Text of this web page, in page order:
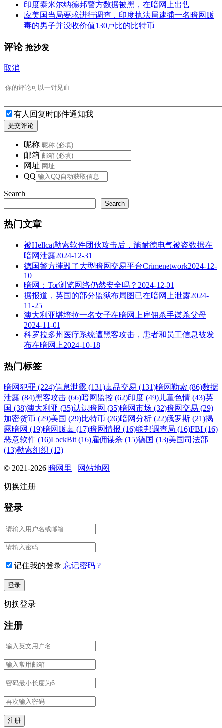
印度泰米尔纳德邦警方数据被黑，在暗网上出售
应美国当局要求进行调查，印度执法局逮捕一名暗网贩
毒的男子并没收价值130卢比的比特币
评论 抢沙发
取消
有人回复时邮件通知我
提交评论
昵称
邮箱
网址
QQ
Search
Search
热门文章
被Hellcat勒索软件团伙攻击后，施耐德电气被盗数据在
暗网泄露2024-12-31
德国警方摧毁了大型暗网交易平台Crimenetwork2024-12-
10
暗网：Tor浏览网络仍然安全吗？ 2024-12-01
据报道，英国的部分监狱布局图已在暗网上泄露2024-
11-25
澳大利亚堪培拉一名女子在暗网上雇佣杀手谋杀父母
2024-11-01
科罗拉多州医疗系统遭黑客攻击，患者和员工信息被发
布在暗网上2024-10-18
热门标签
暗网犯罪 (224)信息泄露 (131)毒品交易 (131)暗网勒索 (86)数据
泄露 (84)黑客攻击 (66)暗网监控 (62)印度 (49) 儿童色情 (43)英
国 (38)澳大利亚 (35)认识暗网 (35)暗网市场 (32)暗网交易 (29)
加密货币 (29)美国 (29)比特币 (26)暗网分析 (22)俄罗斯 (21)揭
露暗网 (19)暗网贩毒 (17)暗网情报 (16)联邦调查局 (16)FBI (16)
恶意软件 (16)LockBit (16)雇佣谋杀 (15)德国 (13)美国司法部
(13)勒索组织 (12)
© 2021-2026 暗网里 网站地图
切换注册
登录
记住我的登录 忘记密码 ?
切换登录
注册